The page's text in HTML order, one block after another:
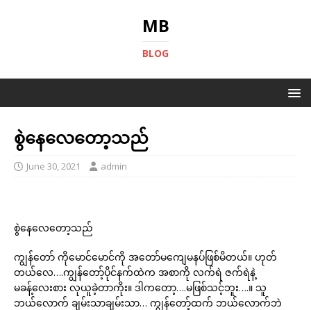
MB
BLOG
စွဲနေလေတော့သည်
June 30, 2021 admin
စွဲနေလေတော့သည်
ကျွန်တော် ကိုမောင်မောင်ကို အတော်မကျေမနပ်ဖြစ်မိတယ်။ ဟုတ်
တယ်လေ….ကျွန်တော့်ပိုင်နက်ထဲက အစာကို လက်ရဲ ဇက်ရဲနဲ့
မခန့်လေးစား လုယူခဲ့တာကိုး။ ဒါကတော့….မဖြစ်သင့်ဘူး….။ သူ
ဘယ်လောက် ချမ်းသာချမ်းသာ… ကျွန်တော့်ထက် ဘယ်လောက်ဘဲ